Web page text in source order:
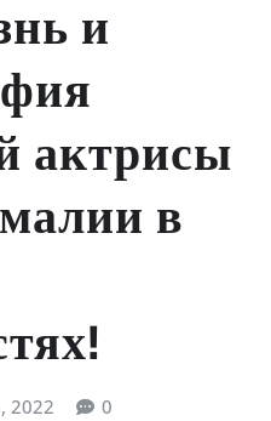
и
актрисы
в
2022 0